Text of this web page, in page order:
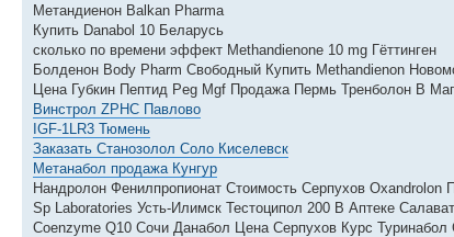
Метандиенон Balkan Pharma
Купить Danabol 10 Беларусь
сколько по времени эффект Methandienone 10 mg Гёттинген
Болденон Body Pharm Свободный Купить Methandienon
Цена Губкин Пептид Peg Mgf Продажа Пермь Тренболон В
Винстрол ZPHC Павлово
IGF-1LR3 Тюмень
Заказать Станозолол Соло Киселевск
Метанабол продажа Кунгур
Нандролон Фенилпропионат Стоимость Серпухов
Sp Laboratories Усть-Илимск Тестоципол 200 В Аптеке
Coenzyme Q10 Сочи Данабол Цена Серпухов Курс